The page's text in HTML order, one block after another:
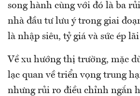
song hành cùng với đó là ba
nhà đầu tư lưu ý trong giai
là nhập siêu, tỷ giá và sức ép
Về xu hướng thị trường, mặc
lạc quan về triển vọng trung
nhưng rủi ro điều chỉnh ngắn